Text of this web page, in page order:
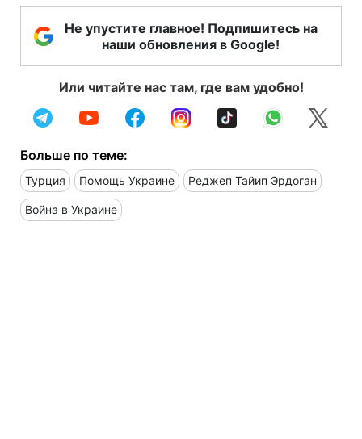
Не упустите главное! Подпишитесь на
наши обновления в Google!
Или читайте нас там, где вам удобно!
Больше по теме:
Турция Помощь Украине Реджеп Тайип Эрдоган
Война в Украине